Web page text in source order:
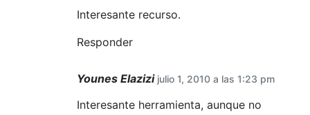
Interesante recurso.
Responder
Younes Elazizi julio 1, 2010 a las 1:23 pm
Interesante herramienta, aunque no